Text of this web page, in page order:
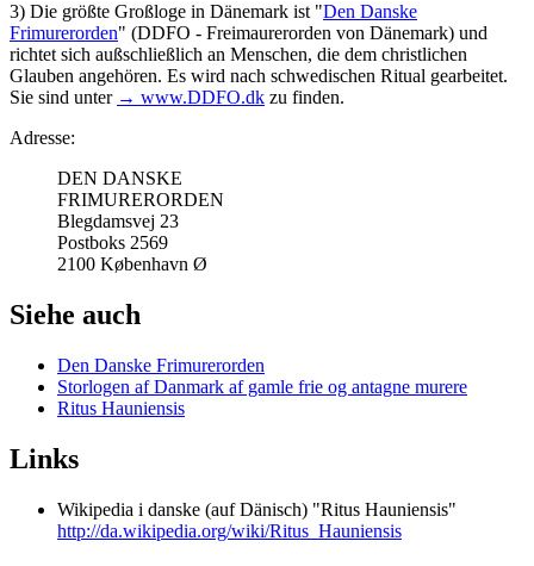
3) Die größte Großloge in Dänemark ist "Den Danske
Frimurerorden" (DDFO - Freimaurerorden von Dänemark) und
richtet sich außschließlich an Menschen, die dem christlichen
Glauben angehören. Es wird nach schwedischen Ritual gearbeitet.
Sie sind unter → www.DDFO.dk zu finden.
Adresse:
DEN DANSKE
FRIMURERORDEN
Blegdamsvej 23
Postboks 2569
2100 København Ø
Siehe auch
Den Danske Frimurerorden
Storlogen af Danmark af gamle frie og antagne murere
Ritus Hauniensis
Links
Wikipedia i danske (auf Dänisch) "Ritus Hauniensis"
http://da.wikipedia.org/wiki/Ritus_Hauniensis